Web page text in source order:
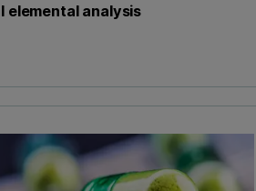
elemental analysis